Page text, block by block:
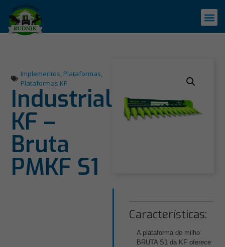
Características:
A plataforma de milho
BRUTA S1 da KF oferece
Implementos, Plataformas,
Plataformas KF
Industrial
KF –
Bruta
PMKF S1